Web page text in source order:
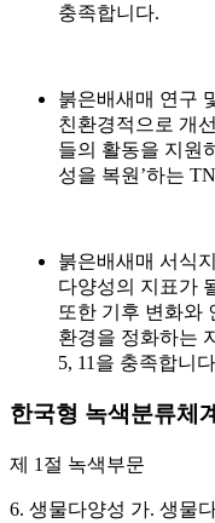
충족합니다.
붉은배새매 연구
친환경적으로 개
들의 활동을 지원
성을 복원’하는
붉은배새매 서식
다양성의 지표가
또한 기후 변화와
환경을 정화하는
5, 11을 충족합니
한국형 녹색분류체
제 1절 녹색부문
6. 생물다양성 가. 생물